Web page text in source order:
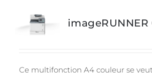
imageRUNNER
Ce multifonction A4 couleur se veut